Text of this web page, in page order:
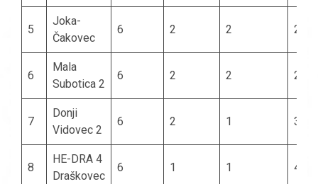
5
Joka-
Čakovec
6 2 2 2
6
Mala
Subotica 2
6 2 2 2
7
Donji
Vidovec 2
6 2 1 3
8
HE-DRA 4
Draškovec
6 1 1 4